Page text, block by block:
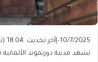
10/7/2025
– آخر تحديث: 18:04 (توقيت مكة)
تشهد مدينة دورتموند